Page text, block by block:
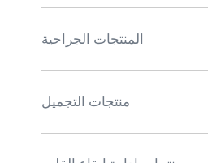
المنتجات الجراحية
منتجات التجميل